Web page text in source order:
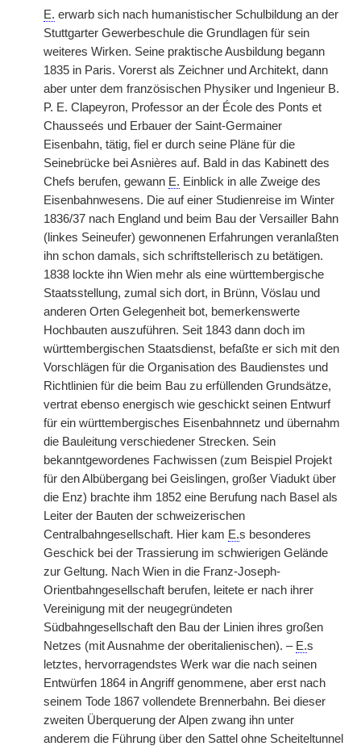
E. erwarb sich nach humanistischer Schulbildung an der
Stuttgarter Gewerbeschule die Grundlagen für sein
weiteres Wirken. Seine praktische Ausbildung begann
1835 in Paris. Vorerst als Zeichner und Architekt, dann
aber unter dem französischen Physiker und Ingenieur B.
P. E. Clapeyron, Professor an der École des Ponts et
Chausseés und Erbauer der Saint-Germainer
Eisenbahn, tätig, fiel er durch seine Pläne für die
Seinebrücke bei Asnières auf. Bald in das Kabinett des
Chefs berufen, gewann E. Einblick in alle Zweige des
Eisenbahnwesens. Die auf einer Studienreise im Winter
1836/37 nach England und beim Bau der Versailler Bahn
(linkes Seineufer) gewonnenen Erfahrungen veranlaßten
ihn schon damals, sich schriftstellerisch zu betätigen.
1838 lockte ihn Wien mehr als eine württembergische
Staatsstellung, zumal sich dort, in Brünn, Vöslau und
anderen Orten Gelegenheit bot, bemerkenswerte
Hochbauten auszuführen. Seit 1843 dann doch im
württembergischen Staatsdienst, befaßte er sich mit den
Vorschlägen für die Organisation des Baudienstes und
Richtlinien für die beim Bau zu erfüllenden Grundsätze,
vertrat ebenso energisch wie geschickt seinen Entwurf
für ein württembergisches Eisenbahnnetz und übernahm
die Bauleitung verschiedener Strecken. Sein
bekanntgewordenes Fachwissen (zum Beispiel Projekt
für den Albübergang bei Geislingen, großer Viadukt über
die Enz) brachte ihm 1852 eine Berufung nach Basel als
Leiter der Bauten der schweizerischen
Centralbahngesellschaft. Hier kam E.s besonderes
Geschick bei der Trassierung im schwierigen Gelände
zur Geltung. Nach Wien in die Franz-Joseph-
Orientbahngesellschaft berufen, leitete er nach ihrer
Vereinigung mit der neugegründeten
Südbahngesellschaft den Bau der Linien ihres großen
Netzes (mit Ausnahme der oberitalienischen). – E.s
letztes, hervorragendstes Werk war die nach seinen
Entwürfen 1864 in Angriff genommene, aber erst nach
seinem Tode 1867 vollendete Brennerbahn. Bei dieser
zweiten Überquerung der Alpen zwang ihn unter
anderem die Führung über den Sattel ohne Scheiteltunnel